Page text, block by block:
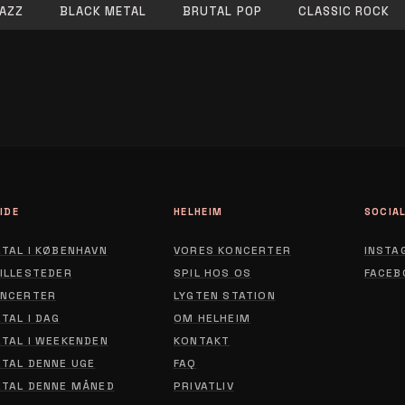
BLACK METAL BRUTAL POP CLASSIC ROCK
I KØBENHAVN
I DAG
I WEEKENDEN
DENNE UGE
DENNE MÅNED
HELHEIM
VORES KONCERTER
SPIL HOS OS
LYGTEN STATION
OM HELHEIM
KONTAKT
FAQ
PRIVATLIVPRIVACY POLICY
SOCIAL